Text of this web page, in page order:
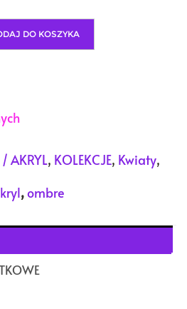
DO KOSZYKA
AKRYL, KOLEKCJE, Kwiaty,
,ombre